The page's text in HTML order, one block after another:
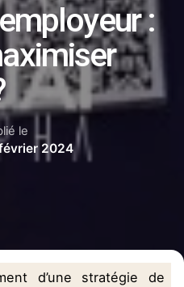
:
le
2024
d’une stratégie de